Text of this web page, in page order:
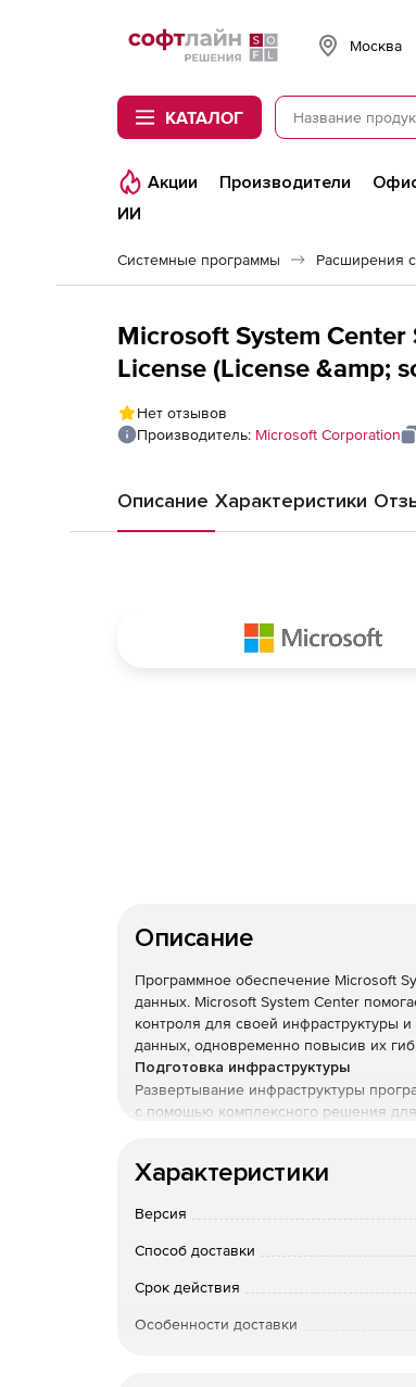
Softline
Москва
КАТАЛОГ
Акции Производители
ИИ
Системные программы Расширения
Microsoft System
License (License &amp;
environment (OSE) -
product, annual fee - Win
Нет отзывов
Производитель: Microsoft Corporation
Описание Характеристики
Описание
Программное обеспечение Microsoft
данных. Microsoft System Center
контроля для своей инфраструктуры
данных, одновременно повысив их
Подготовка инфраструктуры
Развертывание инфраструктуры
с помощью комплексного решения
Автоматизация и самообслуживание
самообслуживанию.
Выполнение диагностики и
Характеристики
Версия
Способ доставки
Срок действия
Особенности доставки